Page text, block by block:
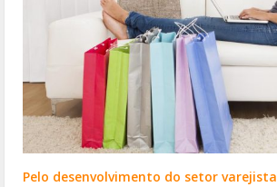
Pelo desenvolvimento do setor varejista